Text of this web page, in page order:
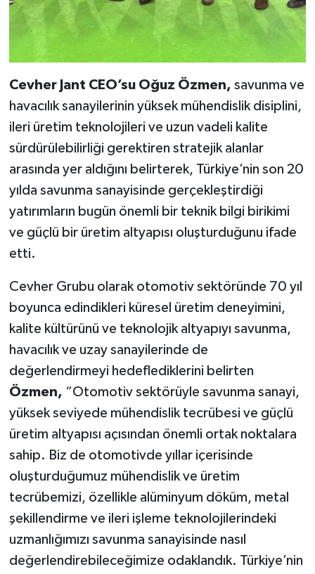
Cevher Jant CEO’su Oğuz Özmen, savunma ve
havacılık sanayilerinin yüksek mühendislik disiplini,
ileri üretim teknolojileri ve uzun vadeli kalite
sürdürülebilirliği gerektiren stratejik alanlar
arasında yer aldığını belirterek, Türkiye’nin son 20
yılda savunma sanayisinde gerçekleştirdiği
yatırımların bugün önemli bir teknik bilgi birikimi
ve güçlü bir üretim altyapısı oluşturduğunu ifade
etti.
Cevher Grubu olarak otomotiv sektöründe 70 yıl
boyunca edindikleri küresel üretim deneyimini,
kalite kültürünü ve teknolojik altyapıyı savunma,
havacılık ve uzay sanayilerinde de
değerlendirmeyi hedeflediklerini belirten
Özmen, “Otomotiv sektörüyle savunma sanayi,
yüksek seviyede mühendislik tecrübesi ve güçlü
üretim altyapısı açısından önemli ortak noktalara
sahip. Biz de otomotivde yıllar içerisinde
oluşturduğumuz mühendislik ve üretim
tecrübemizi, özellikle alüminyum döküm, metal
şekillendirme ve ileri işleme teknolojilerindeki
uzmanlığımızı savunma sanayisinde nasıl
değerlendirebileceğimize odaklandık. Türkiye’nin